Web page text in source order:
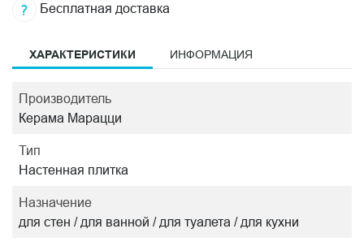
Бесплатная доставка
ХАРАКТЕРИСТИКИ ИНФОРМАЦИЯ
Производитель
Керама Марацци
Тип
Настенная плитка
Назначение
для стен / для ванной / для туалета / для кухни